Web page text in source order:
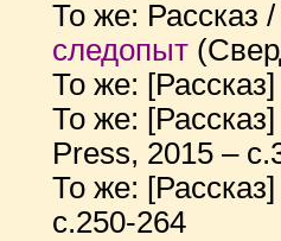
То же: Рассказ
следопыт
То же:
То же:
Press, 2015 –
То же:
с.250-264